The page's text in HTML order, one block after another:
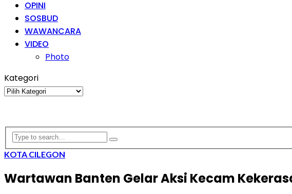
OPINI
SOSBUD
WAWANCARA
VIDEO
Photo
Kategori
Kategori
KOTA CILEGON
Wartawan Banten Gelar Aksi Kecam